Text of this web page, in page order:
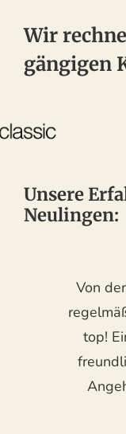
Wir
gängigen
Unsere
Neulingen:
Von
top!